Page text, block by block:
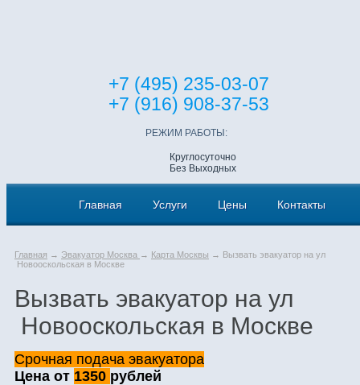
+7 (495) 235-03-07
+7 (916) 908-37-53
РЕЖИМ РАБОТЫ:
Круглосуточно
Без Выходных
Главная Услуги Цены Контакты
Главная → Эвакуатор Москва → Карта Москвы → Вызвать эвакуатор на ул
Новооскольская в Москве
Вызвать эвакуатор на ул
Новооскольская в Москве
Срочная подача эвакуатора
Цена от 1350 рублей